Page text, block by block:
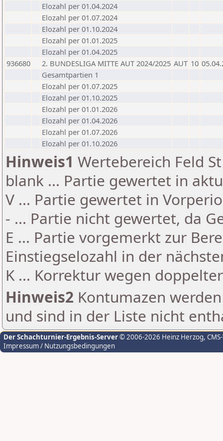
Elozahl per 01.04.2024
Elozahl per 01.07.2024
Elozahl per 01.10.2024
Elozahl per 01.01.2025
Elozahl per 01.04.2025
936680
2. BUNDESLIGA MITTE AUT 2024/2025 AUT 10
Gesamtpartien 1
Elozahl per 01.07.2025
Elozahl per 01.10.2025
Elozahl per 01.01.2026
Elozahl per 01.04.2026
Elozahl per 01.07.2026
Elozahl per 01.10.2026
Hinweis1 Wertebereich Feld
blank ... Partie gewertet in
V ... Partie gewertet in
- ... Partie nicht gewertet, da
E ... Partie vorgemerkt zur
Einstiegselozahl in der
K ... Korrektur wegen
Hinweis2 Kontumazen
und sind in der Liste nicht
Der Schachturnier-Ergebnis-Server© 2006-2026 Heinz Herzog,
Impressum / Nutzungsbedingungen